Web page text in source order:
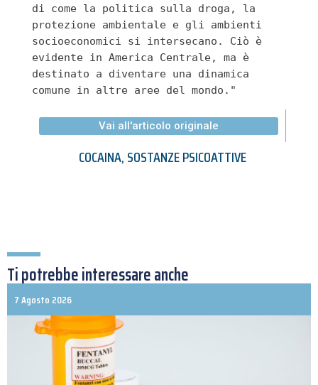
di come la politica sulla droga, la
protezione ambientale e gli ambienti
socioeconomici si intersecano. Ciò è
evidente in America Centrale, ma è
destinato a diventare una dinamica
comune in altre aree del mondo."
Vai all'articolo originale
COCAINA,SOSTANZE PSICOATTIVE
Ti potrebbe interessare anche
7 Agosto 2026